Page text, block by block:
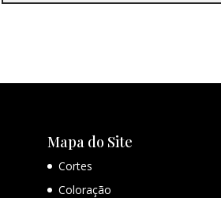
Mapa do Site
Cortes
Coloração